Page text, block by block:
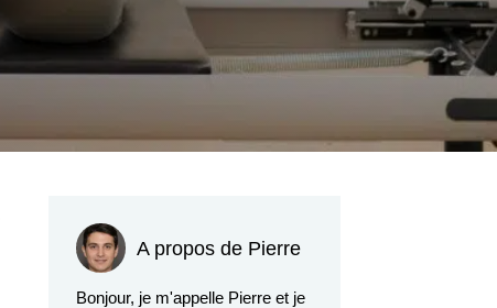
A propos de Pierre
Bonjour, je m'appelle Pierre et je